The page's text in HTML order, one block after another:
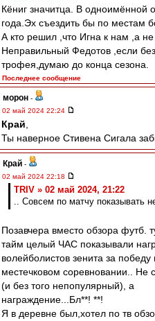
Кёниг значитца. В одноимённой
года.Эх съездить бы по местам
А кто решил ,что Игна к нам ,а не
Неправильный Федотов ,если без
трофея,думаю до конца cезона.
Последнее сообщение
морон -
02 май 2024 22:24
Край
Ты наверное Стивена Сигала
Край -
02 май 2024 22:18
TRIV » 02 май 2024, 21:22
.. Совсем по матчу показывать
Позавчера вместо обзора футб.
тайм целый ЧАС показывали
волейболистов зенита за победу
местечковом соревновании.. Не
(и без того непопулярный), а
награждение...Бл**! **!
Я в деревне был,хотел по тв